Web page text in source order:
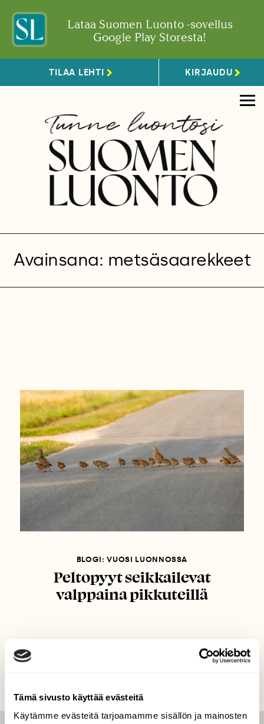
Tämä sivusto käyttää evästeitä
Käytämme evästeitä tarjoamamme sisällön ja mainosten
Lataa Suomen Luonto -sovellus
Google Play Storesta!
TILAA LEHTI KIRJAUDU
Avainsana: metsäsaarekkeet
BLOGI: VUOSI LUONNOSSA
Peltopyyt seikkailevat
valppaina pikkuteillä